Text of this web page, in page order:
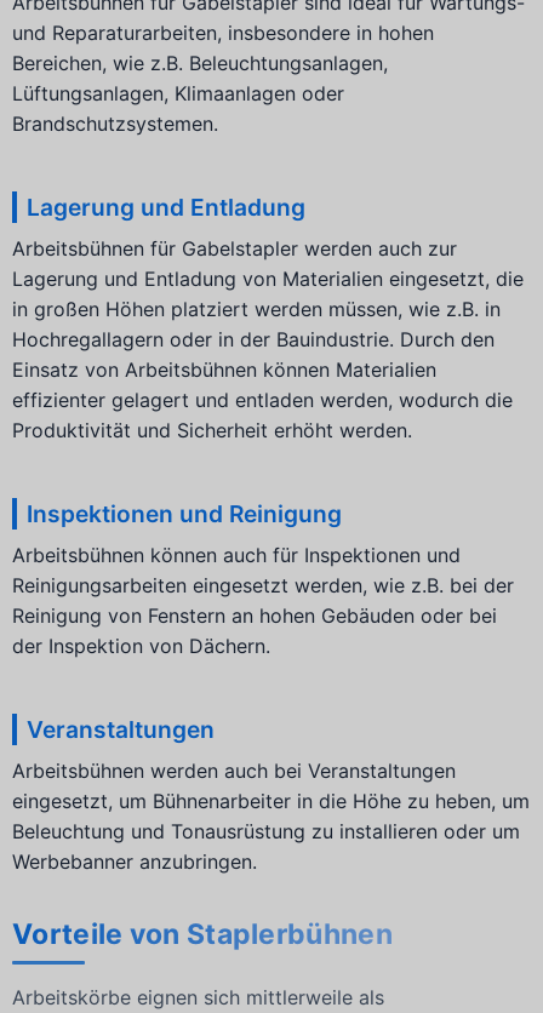
und Reparaturarbeiten, insbesondere in hohen
Bereichen, wie z.B. Beleuchtungsanlagen,
Lüftungsanlagen, Klimaanlagen oder
Brandschutzsystemen.
Lagerung und Entladung
Arbeitsbühnen für Gabelstapler werden auch zur
Lagerung und Entladung von Materialien eingesetzt, die
in großen Höhen platziert werden müssen, wie z.B. in
Hochregallagern oder in der Bauindustrie. Durch den
Einsatz von Arbeitsbühnen können Materialien
effizienter gelagert und entladen werden, wodurch die
Produktivität und Sicherheit erhöht werden.
Inspektionen und Reinigung
Arbeitsbühnen können auch für Inspektionen und
Reinigungsarbeiten eingesetzt werden, wie z.B. bei der
Reinigung von Fenstern an hohen Gebäuden oder bei
der Inspektion von Dächern.
Veranstaltungen
Arbeitsbühnen werden auch bei Veranstaltungen
eingesetzt, um Bühnenarbeiter in die Höhe zu heben, um
Beleuchtung und Tonausrüstung zu installieren oder um
Werbebanner anzubringen.
Vorteile von Staplerbühnen
Arbeitskörbe eignen sich mittlerweile als